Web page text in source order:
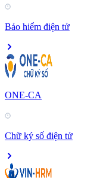
Bảo hiểm điện tử
ONE-CA
Chữ ký số điện tử